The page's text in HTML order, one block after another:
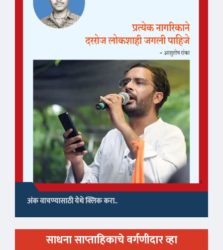
अंक वाचण्यासाठी येथे क्लिक करा..
साधना साप्ताहिकाचे वर्गणीदार व्हा